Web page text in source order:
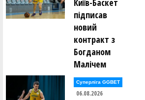
Київ-Баскет
підписав
новий
контракт з
Богданом
Малічем
Суперліга GGBET
06.08.2026